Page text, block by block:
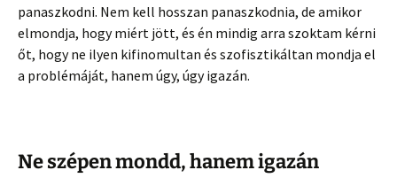
panaszkodni. Nem kell hosszan panaszkodnia, de amikor
elmondja, hogy miért jött, és én mindig arra szoktam kérni
őt, hogy ne ilyen kifinomultan és szofisztikáltan mondja el
a problémáját, hanem úgy, úgy igazán.
Ne szépen mondd, hanem igazán